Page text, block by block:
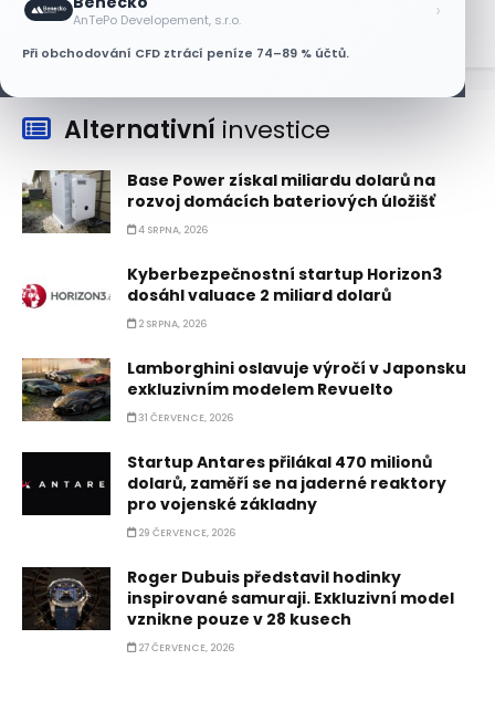
AnTePo Developement, s.r.o. ›
Při obchodování CFD ztrácí peníze 74–89 % účtů.
Alternativní investice
Base Power získal miliardu dolarů na
rozvoj domácích bateriových úložišť
4 SRPNA, 2026
Kyberbezpečnostní startup Horizon3
dosáhl valuace 2 miliard dolarů
2 SRPNA, 2026
Lamborghini oslavuje výročí v Japonsku
exkluzivním modelem Revuelto
31 ČERVENCE, 2026
Startup Antares přilákal 470 milionů
dolarů, zaměří se na jaderné reaktory
pro vojenské základny
29 ČERVENCE, 2026
Roger Dubuis představil hodinky
inspirované samuraji. Exkluzivní model
vznikne pouze v 28 kusech
27 ČERVENCE, 2026